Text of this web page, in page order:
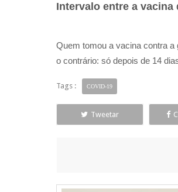
Intervalo entre a vacina
Quem tomou a vacina contra
o contrário: só depois de 14
Tags : COVID-19
Tweetar